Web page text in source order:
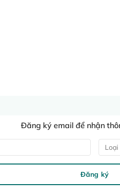
Đăng ký email để nhận
Đăng ký